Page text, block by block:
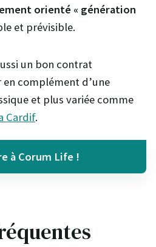
orienté « génération
et prévisible.
un bon contrat
complément d’une
et plus variée comme
Cardif.
à Corum Life !